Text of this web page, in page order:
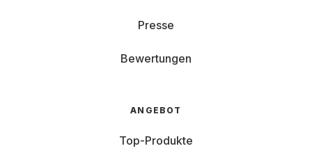
Presse
Bewertungen
ANGEBOT
Top-Produkte